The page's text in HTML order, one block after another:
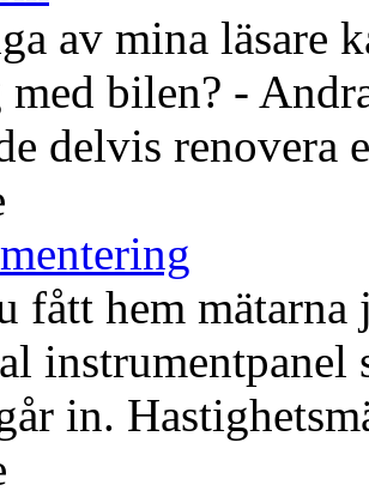
av mina läsare
bilen? -
delvis renovera
fått hem
instrumentpanel
in.